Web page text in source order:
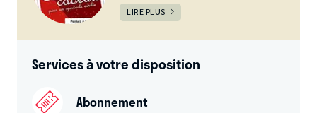
LIRE PLUS
Services à votre disposition
Abonnement